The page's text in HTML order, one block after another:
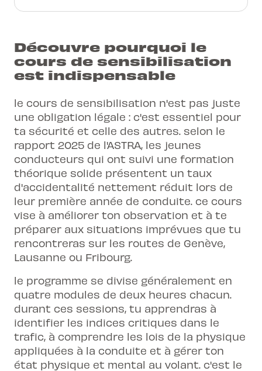
Découvre pourquoi le
cours de sensibilisation
est indispensable
le cours de sensibilisation n'est pas juste
une obligation légale : c'est essentiel pour
ta sécurité et celle des autres. selon le
rapport 2025 de l'ASTRA, les jeunes
conducteurs qui ont suivi une formation
théorique solide présentent un taux
d'accidentalité nettement réduit lors de
leur première année de conduite. ce cours
vise à améliorer ton observation et à te
préparer aux situations imprévues que tu
rencontreras sur les routes de Genève,
Lausanne ou Fribourg.
le programme se divise généralement en
quatre modules de deux heures chacun.
durant ces sessions, tu apprendras à
identifier les indices critiques dans le
trafic, à comprendre les lois de la physique
appliquées à la conduite et à gérer ton
état physique et mental au volant. c'est le